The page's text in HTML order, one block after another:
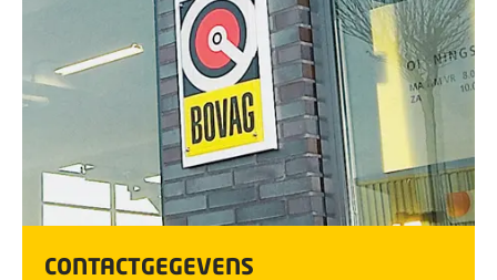
CONTACTGEGEVENS